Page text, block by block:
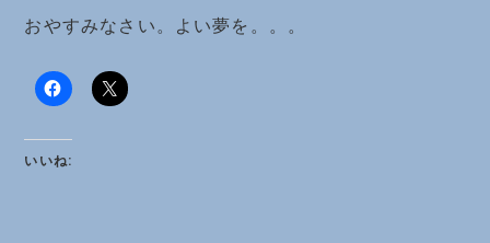
おやすみなさい。よい夢を。。。
いいね: